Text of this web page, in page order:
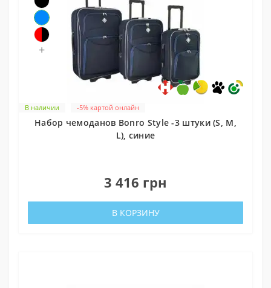
В наличии
+
-5% картой онлайн
Набор чемоданов Bonro Style -3 штуки (S, M,
L), синие
3 416 грн
В КОРЗИНУ